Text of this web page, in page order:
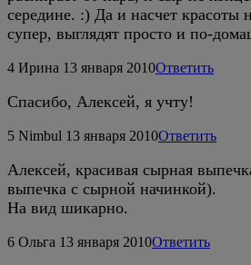
середине. :) Да и насчет красоты
супер, выглядят просто и по-
4 Ирина 13 января 2010Ответить
Спасибо, Алексей, я учту!
5 Nimbul 13 января 2010Ответить
Алексей, красивая сырная
выпечка с сырной начинкой).
На вид шикарно.
6 Ольга 13 января 2010Ответить